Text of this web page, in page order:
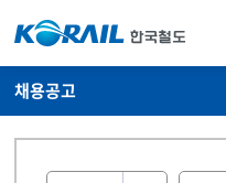
채용공고